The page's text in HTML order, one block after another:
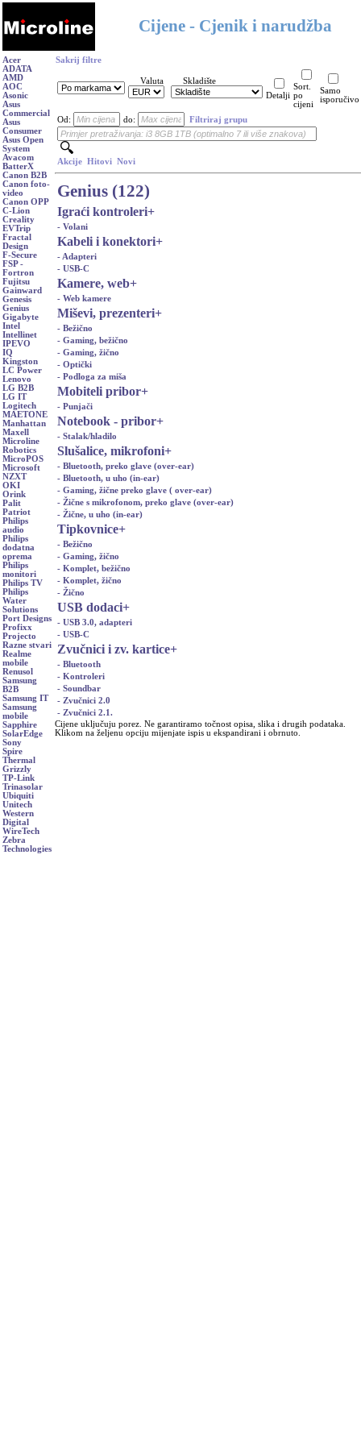
Cijene - Cjenik i narudžba
Acer
ADATA
AMD
AOC
Asonic
Asus
Commercial
Asus
Consumer
Asus Open
System
Avacom
BatterX
Canon B2B
Canon foto-
video
Canon OPP
C-Lion
Creality
EVTrip
Fractal
Design
F-Secure
FSP -
Fortron
Fujitsu
Gainward
Genesis
Genius
Gigabyte
Intel
Intellinet
IPEVO
IQ
Kingston
LC Power
Lenovo
LG B2B
LG IT
Logitech
MAETONE
Manhattan
Maxell
Microline
Robotics
MicroPOS
Microsoft
NZXT
OKI
Orink
Palit
Patriot
Philips
audio
Philips
dodatna
oprema
Philips
monitori
Philips TV
Philips
Water
Solutions
Port Designs
Profixx
Projecto
Razne stvari
Realme
mobile
Renusol
Samsung
B2B
Samsung IT
Samsung
mobile
Sapphire
SolarEdge
Sony
Spire
Thermal
Grizzly
TP-Link
Trinasolar
Ubiquiti
Unitech
Western
Digital
WireTech
Zebra
Technologies
Sakrij filtre
Valuta
Skladište
Detalji
Sort.
po
cijeni
Samo
isporučivo
Od: do: Filtriraj grupu
Akcije Hitovi Novi
Genius (122)
Igraći kontroleri+
- Volani
Kabeli i konektori+
- Adapteri
- USB-C
Kamere, web+
- Web kamere
Miševi, prezenteri+
- Bežično
- Gaming, bežično
- Gaming, žično
- Optički
- Podloga za miša
Mobiteli pribor+
- Punjači
Notebook - pribor+
- Stalak/hladilo
Slušalice, mikrofoni+
- Bluetooth, preko glave (over-ear)
- Bluetooth, u uho (in-ear)
- Gaming, žične preko glave ( over-ear)
- Žične s mikrofonom, preko glave (over-ear)
- Žične, u uho (in-ear)
Tipkovnice+
- Bežično
- Gaming, žično
- Komplet, bežično
- Komplet, žično
- Žično
USB dodaci+
- USB 3.0, adapteri
- USB-C
Zvučnici i zv. kartice+
- Bluetooth
- Kontroleri
- Soundbar
- Zvučnici 2.0
- Zvučnici 2.1.
Cijene uključuju porez. Ne garantiramo točnost opisa, slika i drugih podataka.
Klikom na željenu opciju mijenjate ispis u ekspandirani i obrnuto.